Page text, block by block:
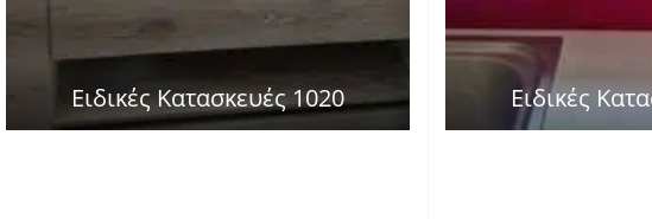
Ειδικές Κατασκευές 1020 Ειδικές